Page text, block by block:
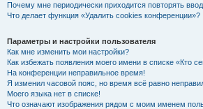
Почему мне периодически приходится повторять
Что делает функция «Удалить cookies конференции»?
Параметры и настройки пользователя
Как мне изменить мои настройки?
Как избежать появления моего имени в списке «Кто
На конференции неправильное время!
Я изменил часовой пояс, но время всё равно
Моего языка нет в списке!
Что означают изображения рядом с моим именем